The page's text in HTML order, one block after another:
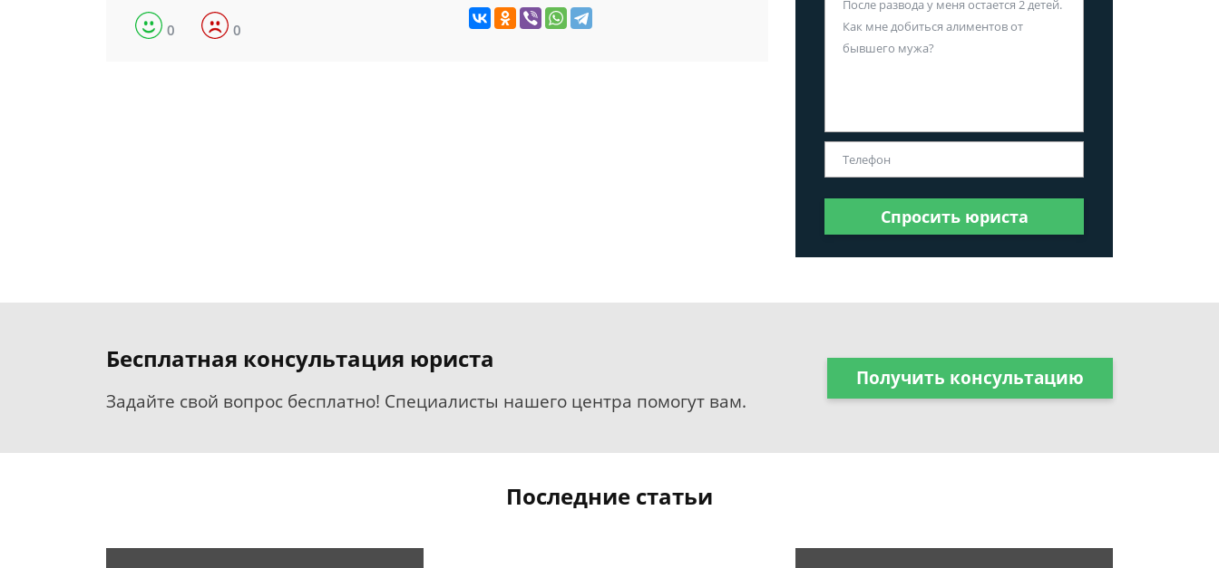
0 0
Спросить юриста
Бесплатная консультация юриста
Задайте свой вопрос бесплатно! Специалисты нашего центра помогут вам.
Получить консультацию
Последние статьи